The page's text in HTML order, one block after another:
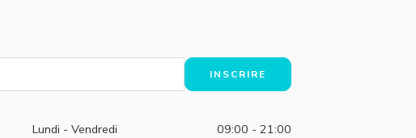
Lundi - Vendredi
09:00 - 21:00